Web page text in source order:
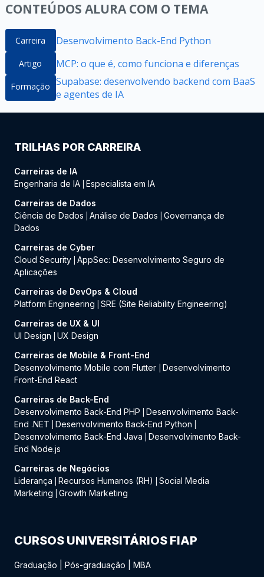
CONTEÚDOS ALURA COM O TEMA
Carreira Desenvolvimento Back-End Python
Artigo MCP: o que é, como funciona e diferenças
Formação Supabase: desenvolvendo backend com BaaS
e agentes de IA
TRILHAS POR CARREIRA
Carreiras de IA
Engenharia de IA Especialista em IA
Carreiras de Dados
Ciência de Dados
Análise de Dados
Governança de
Dados
Carreiras de Cyber
Cloud Security AppSec: Desenvolvimento Seguro de
Aplicações
Carreiras de DevOps & Cloud
Platform Engineering
SRE (Site Reliability Engineering)
Carreiras de UX & UI
UI Design
UX Design
Carreiras de Mobile & Front-End
Desenvolvimento Mobile com Flutter
Desenvolvimento
Front-End React
Carreiras de Back-End
Desenvolvimento Back-End PHP
Desenvolvimento Back-
End .NET
Desenvolvimento Back-End Python
Desenvolvimento Back-End Java
Desenvolvimento Back-
End Node.js
Carreiras de Negócios
Liderança
Recursos Humanos (RH)
Social Media
Marketing
Growth Marketing
CURSOS UNIVERSITÁRIOS FIAP
Graduação Pós-graduação MBA